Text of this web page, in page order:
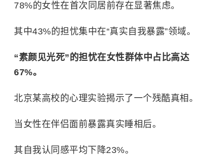
78%的女性在首次同居前存在显著焦虑。
其中43%的担忧集中在“真实自我暴露”领域。
“素颜见光死”的担忧在女性群体中占比高达
67%。
北京某高校的心理实验揭示了一个残酷真相。
当女性在伴侣面前暴露真实睡相后。
其自我认同感平均下降23%。